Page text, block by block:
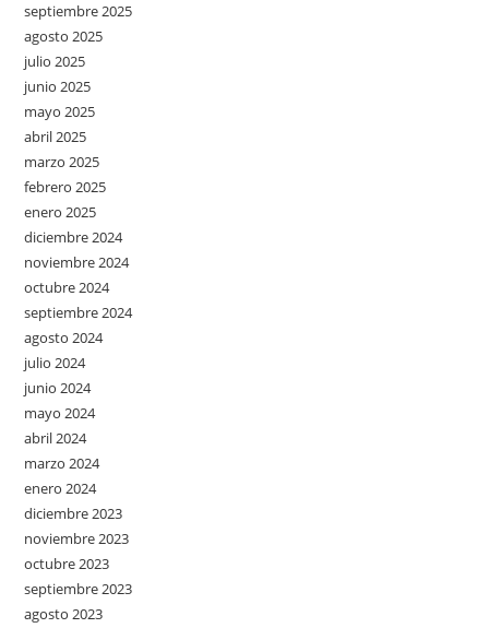
septiembre 2025
agosto 2025
julio 2025
junio 2025
mayo 2025
abril 2025
marzo 2025
febrero 2025
enero 2025
diciembre 2024
noviembre 2024
octubre 2024
septiembre 2024
agosto 2024
julio 2024
junio 2024
mayo 2024
abril 2024
marzo 2024
enero 2024
diciembre 2023
noviembre 2023
octubre 2023
septiembre 2023
agosto 2023